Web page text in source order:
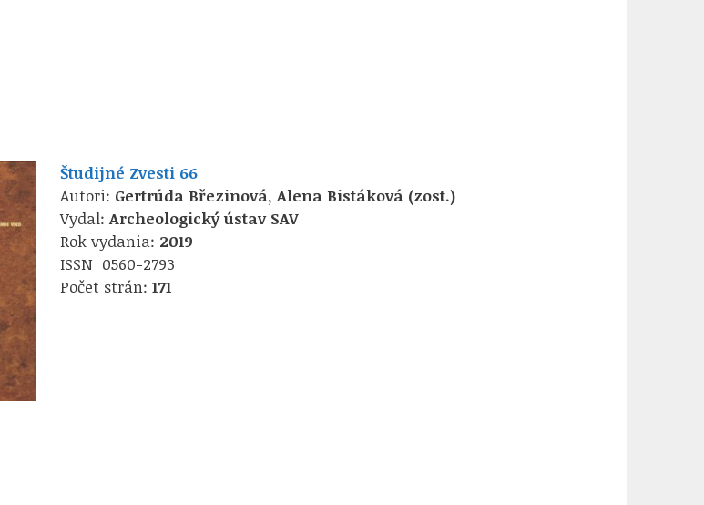
Študijné Zvesti 66
Autori: Gertrúda Březinová, Alena Bistáková (zost.)
Vydal:Archeologický ústav SAV
Rok vydania: 2019
ISSN 0560-2793
Počet strán: 171